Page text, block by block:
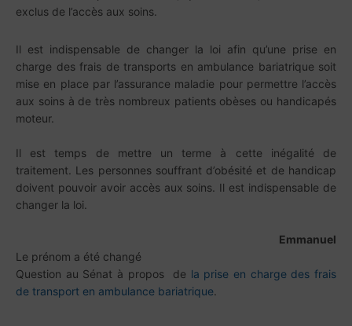
exclus de l’accès aux soins.
Il est indispensable de changer la loi afin qu’une prise en
charge des frais de transports en ambulance bariatrique soit
mise en place par l’assurance maladie pour permettre l’accès
aux soins à de très nombreux patients obèses ou handicapés
moteur.
Il est temps de mettre un terme à cette inégalité de
traitement. Les personnes souffrant d’obésité et de handicap
doivent pouvoir avoir accès aux soins. Il est indispensable de
changer la loi.
Emmanuel
Le prénom a été changé
Question au Sénat à propos de la prise en charge des frais
de transport en ambulance bariatrique.